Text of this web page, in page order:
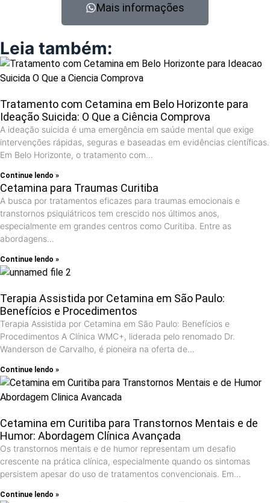
Mais informações
Leia também:
Tratamento com Cetamina em Belo Horizonte para
Ideação Suicida: O Que a Ciência Comprova
A ideação suicida é uma emergência em saúde mental que exige
intervenções rápidas, seguras e baseadas em evidências científicas.
Em Belo Horizonte, o tratamento com…
Continue lendo »
Cetamina para Traumas Curitiba
A busca por tratamentos eficazes para traumas emocionais e
transtornos psiquiátricos tem crescido nos últimos anos,
especialmente em grandes centros como Curitiba. Entre as
abordagens…
Continue lendo »
Terapia Assistida por Cetamina em São Paulo:
Benefícios e Procedimentos
Terapia Assistida por Cetamina em São Paulo: Benefícios e
Procedimentos A Clínica WMC+, liderada pelo renomado Dr.
Wanderson de Carvalho, é pioneira na oferta de…
Continue lendo »
Cetamina em Curitiba para Transtornos Mentais e de
Humor: Abordagem Clínica Avançada
Os transtornos mentais e de humor representam um desafio
crescente na prática clínica, especialmente quando os sintomas
persistem apesar do uso de tratamentos convencionais. Em…
Continue lendo »